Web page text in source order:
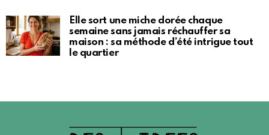
Elle sort une miche dorée chaque
semaine sans jamais réchauffer sa
maison : sa méthode d’été intrigue tout
le quartier